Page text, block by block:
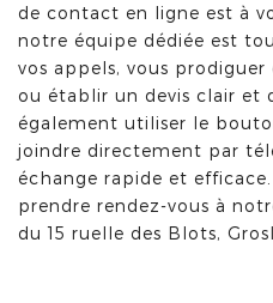
de contact en ligne est à
notre équipe dédiée est
vos appels, vous prodiguer
ou établir un devis clair et
également utiliser le
joindre directement par
échange rapide et
prendre rendez-vous à
du 15 ruelle des Blots,